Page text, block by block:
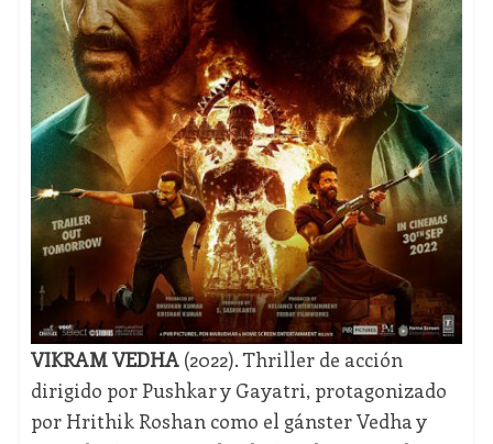
VIKRAM VEDHA(2022). Thriller de acción
dirigido por Pushkar y Gayatri, protagonizado
por Hrithik Roshan como el gánster Vedha y